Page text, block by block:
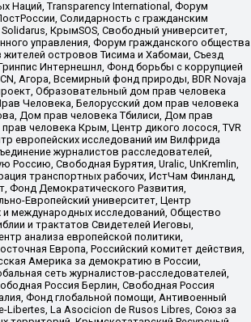
Наций, Transparеncy International, Форум
Солидарность с гражданским
КрымSOS, Свободный университет,
управления, Форум гражданского общества
островов Тисима и Хабомаи, Съезд
Интернешнл, Фонд борьбы с коррупцией
Агора, Всемирный фонд природы, BDR Novaja
Образовательный дом прав человека
Человека, Белорусский дом прав человека
Дом прав человека Тбилиси, Дом прав
человека Крым, Центр дикого лосося, TVR
европейских исследований им Вилфрида
журналистов расследователей,
Россию, Свободная Бурятия, Uralic, UnKremlin,
транспортных рабочих, ИстЧам Финланд,
Фонд Демократического Развития,
Европейский университет, Центр
и международных исследований, Общество
и трактатов Свидетелей Иеговы,
анализа европейской политики,
Европа, Российский комитет действия,
Америка за демократию в России,
сеть журналистов-расследователей,
Россия Берлин, Свободная Россия
Фонд глобальной помощи, Антивоенный
Libertes, La Asocicion de Rusos Libres, Союз за